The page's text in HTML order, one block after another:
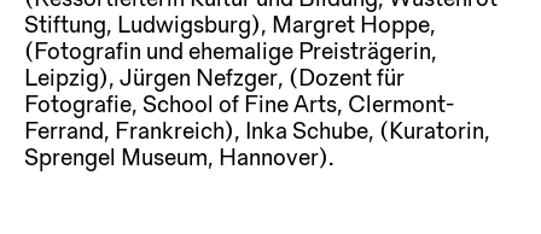
Stiftung, Ludwigsburg), Margret Hoppe,
(Fotografin und ehemalige Preisträgerin,
Leipzig), Jürgen Nefzger, (Dozent für
Fotografie, School of Fine Arts, Clermont-
Ferrand, Frankreich), Inka Schube, (Kuratorin,
Sprengel Museum, Hannover).